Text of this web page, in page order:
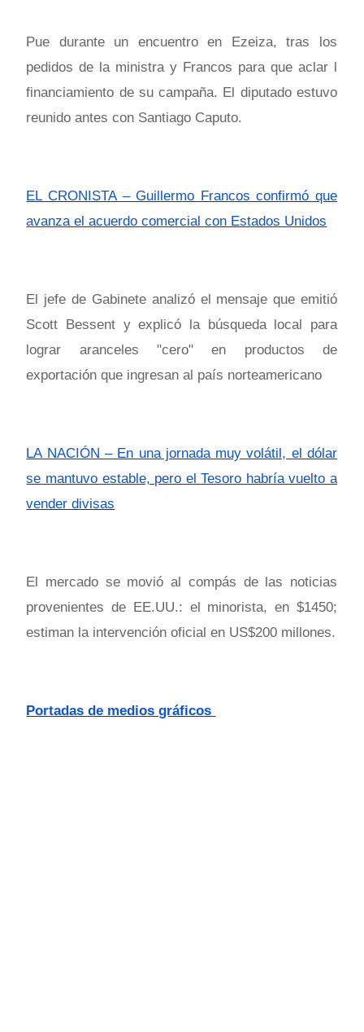
Pue durante un encuentro en Ezeiza, tras los
pedidos de la ministra y Francos para que aclar l
financiamiento de su campaña. El diputado estuvo
reunido antes con Santiago Caputo.
EL CRONISTA – Guillermo Francos confirmó que
avanza el acuerdo comercial con Estados Unidos
El jefe de Gabinete analizó el mensaje que emitió
Scott Bessent y explicó la búsqueda local para
lograr aranceles "cero" en productos de
exportación que ingresan al país norteamericano
LA NACIÓN – En una jornada muy volátil, el dólar
se mantuvo estable, pero el Tesoro habría vuelto a
vender divisas
El mercado se movió al compás de las noticias
provenientes de EE.UU.: el minorista, en $1450;
estiman la intervención oficial en US$200 millones.
Portadas de medios gráficos